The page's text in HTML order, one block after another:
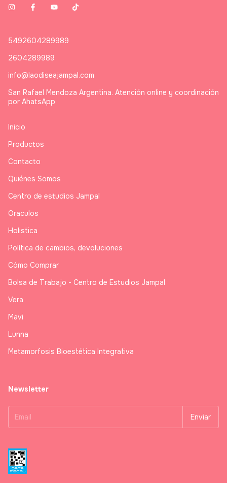
5492604289989
2604289989
info@laodiseajampal.com
San Rafael Mendoza Argentina. Atención online y coordinación
por AhatsApp
Inicio
Productos
Contacto
Quiénes Somos
Centro de estudios Jampal
Oraculos
Holistica
Política de cambios, devoluciones
Cómo Comprar
Bolsa de Trabajo - Centro de Estudios Jampal
Vera
Mavi
Lunna
Metamorfosis Bioestética Integrativa
Newsletter